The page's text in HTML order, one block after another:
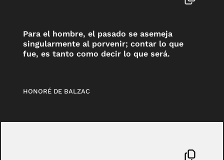
Para el hombre, el pasado se asemeja
singularmente al porvenir; contar lo que
fue, es tanto como decir lo que será.
HONORÉ DE BALZAC